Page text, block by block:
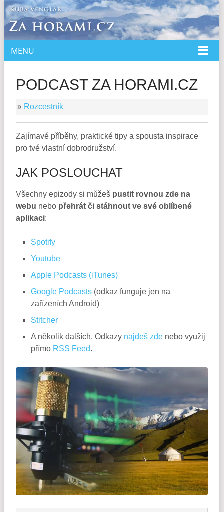
DOMŮ
SPOLUPRÁCE
PŘEDNÁŠKY
KURZ
E-SHOP
MENU
PODCAST ZA HORAMI.CZ
» Rozcestník
Zajímavé příběhy, praktické tipy a spousta inspirace
pro tvé vlastní dobrodružství.
JAK POSLOUCHAT
Všechny epizody si můžeš pustit rovnou zde na
webu nebo přehrát či stáhnout ve své oblíbené
aplikaci:
Spotify
Youtube
Apple Podcasts (iTunes)
Google Podcasts (odkaz funguje jen na
zařízeních Android)
Stitcher
A několik dalších. Odkazy najdeš zde nebo využij
přímo RSS Feed.